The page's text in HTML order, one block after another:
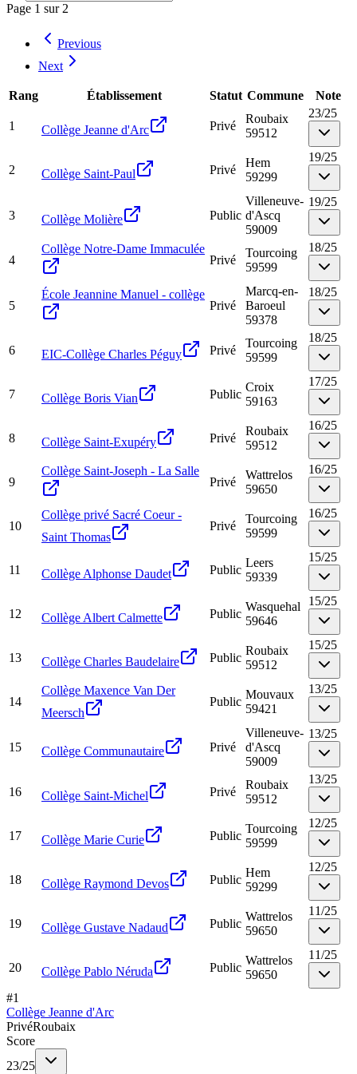
Page 1 sur 2
Previous
Next
Rang Établissement Statut Commune Note
1 Collège Jeanne d'Arc Privé
Roubaix
59512
23/25
2 Collège Saint-Paul Privé
Hem
59299
19/25
3 Collège Molière Public
Villeneuve-
d'Ascq
59009
19/25
4
Collège Notre-Dame Immaculée
Privé
Tourcoing
59599
18/25
5
École Jeannine Manuel - collège
Privé
Marcq-en-
Baroeul
59378
18/25
6 EIC-Collège Charles Péguy Privé
Tourcoing
59599
18/25
7 Collège Boris Vian Public
Croix
59163
17/25
8 Collège Saint-Exupéry Privé
Roubaix
59512
16/25
9
Collège Saint-Joseph - La Salle
Privé
Wattrelos
59650
16/25
10
Collège privé Sacré Coeur -
Saint Thomas
Privé
Tourcoing
59599
16/25
11 Collège Alphonse Daudet Public
Leers
59339
15/25
12 Collège Albert Calmette Public
Wasquehal
59646
15/25
13 Collège Charles Baudelaire Public
Roubaix
59512
15/25
14
Collège Maxence Van Der
Meersch
Public
Mouvaux
59421
13/25
15 Collège Communautaire Privé
Villeneuve-
d'Ascq
59009
13/25
16 Collège Saint-Michel Privé
Roubaix
59512
13/25
17 Collège Marie Curie Public
Tourcoing
59599
12/25
18 Collège Raymond Devos Public
Hem
59299
12/25
19 Collège Gustave Nadaud Public
Wattrelos
59650
11/25
20 Collège Pablo Néruda Public
Wattrelos
59650
11/25
#1
Collège Jeanne d'Arc
PrivéRoubaix
Score
23/25